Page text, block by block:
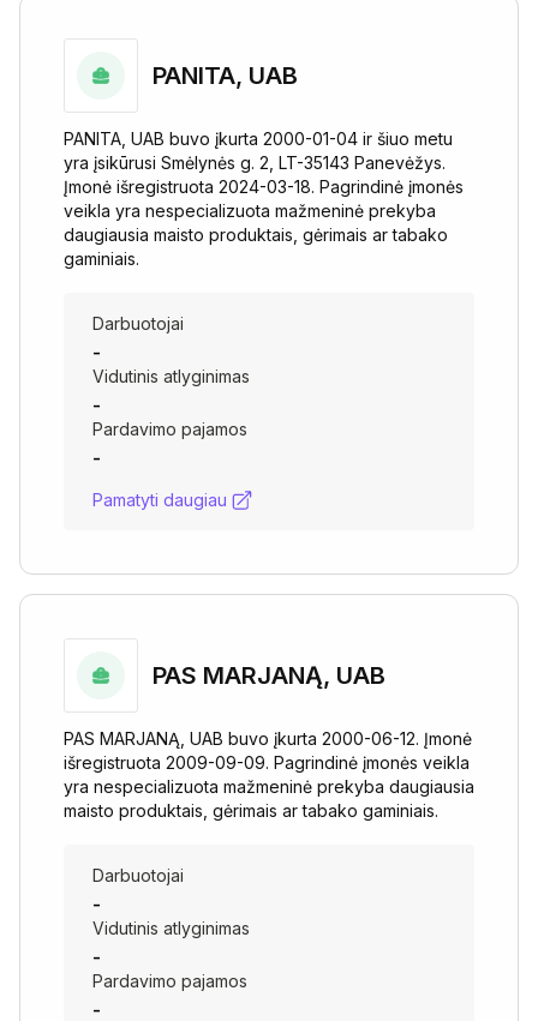
PANITA, UAB
PANITA, UAB buvo įkurta 2000-01-04 ir šiuo metu
yra įsikūrusi Smėlynės g. 2, LT-35143 Panevėžys.
Įmonė išregistruota 2024-03-18. Pagrindinė įmonės
veikla yra nespecializuota mažmeninė prekyba
daugiausia maisto produktais, gėrimais ar tabako
gaminiais.
Darbuotojai
-
Vidutinis atlyginimas
-
Pardavimo pajamos
-
Pamatyti daugiau
PAS MARJANĄ, UAB
PAS MARJANĄ, UAB buvo įkurta 2000-06-12. Įmonė
išregistruota 2009-09-09. Pagrindinė įmonės veikla
yra nespecializuota mažmeninė prekyba daugiausia
maisto produktais, gėrimais ar tabako gaminiais.
Darbuotojai
-
Vidutinis atlyginimas
-
Pardavimo pajamos
-